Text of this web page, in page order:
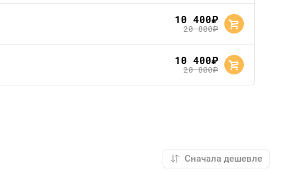
10 400руб.
20 800руб.
10 400руб.
20 800руб.